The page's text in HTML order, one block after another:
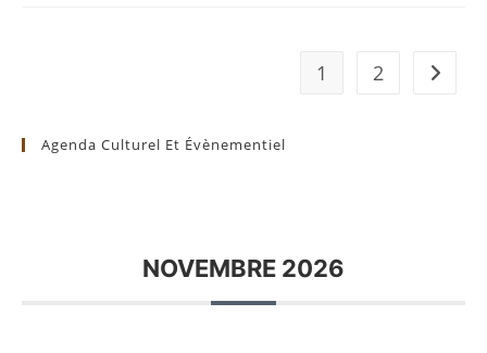
1 2 Aller à
Agenda Culturel Et Évènementiel
NOVEMBRE 2026